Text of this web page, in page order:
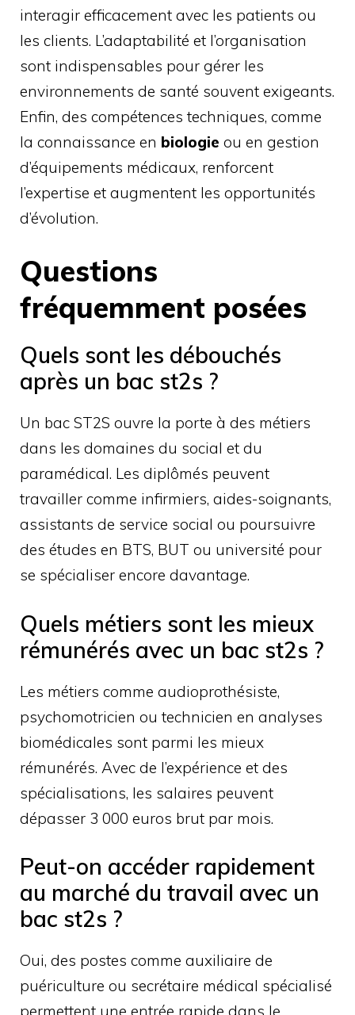
interagir efficacement avec les patients ou
les clients. L’adaptabilité et l’organisation
sont indispensables pour gérer les
environnements de santé souvent exigeants.
Enfin, des compétences techniques, comme
la connaissance en biologie ou en gestion
d’équipements médicaux, renforcent
l’expertise et augmentent les opportunités
d’évolution.
Questions
fréquemment posées
Quels sont les débouchés
après un bac st2s ?
Un bac ST2S ouvre la porte à des métiers
dans les domaines du social et du
paramédical. Les diplômés peuvent
travailler comme infirmiers, aides-soignants,
assistants de service social ou poursuivre
des études en BTS, BUT ou université pour
se spécialiser encore davantage.
Quels métiers sont les mieux
rémunérés avec un bac st2s ?
Les métiers comme audioprothésiste,
psychomotricien ou technicien en analyses
biomédicales sont parmi les mieux
rémunérés. Avec de l’expérience et des
spécialisations, les salaires peuvent
dépasser 3 000 euros brut par mois.
Peut-on accéder rapidement
au marché du travail avec un
bac st2s ?
Oui, des postes comme auxiliaire de
puériculture ou secrétaire médical spécialisé